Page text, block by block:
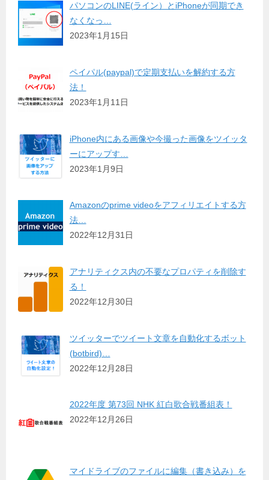
パソコンのLINE(ライン）とiPhoneが同期でき
なくなっ…
2023年1月15日
ペイパル(paypal)で定期支払いを解約する方
法！
2023年1月11日
iPhone内にある画像や今撮った画像をツイッタ
ーにアップす…
2023年1月9日
Amazonのprime videoをアフィリエイトする方
法…
2022年12月31日
アナリティクス内の不要なプロパティを削除す
る！
2022年12月30日
ツイッターでツイート文章を自動化するボット
(botbird)…
2022年12月28日
2022年度 第73回 NHK 紅白歌合戦番組表！
2022年12月26日
マイドライブのファイルに編集（書き込み）を